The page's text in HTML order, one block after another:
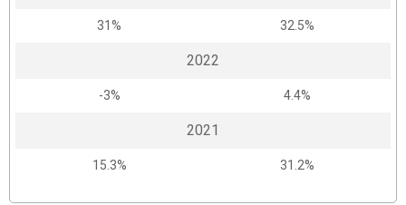
31% 32.5%
2022
-3% 4.4%
2021
15.3% 31.2%